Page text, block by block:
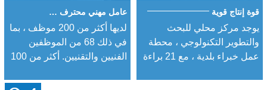
عامل مهني محترف
لديها أكثر من 200 موظف ، بما
في ذلك 68 من الموظفين
الفنيين والتقنيين. أكثر من 100
قوة إنتاج قوية
يوجد مركز محلي للبحث
والتطوير التكنولوجي ، محطة
عمل خبراء بلدية ، مع 21 براءة